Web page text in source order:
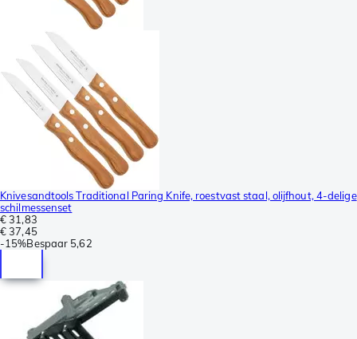
Knivesandtools Traditional Paring Knife, roestvast staal, olijfhout, 4-delige
schilmessenset
€ 31,83
€ 37,45
-15%Bespaar 5,62